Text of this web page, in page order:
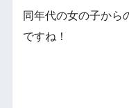
同年代の女の子から
ですね！